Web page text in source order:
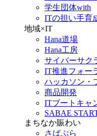
学生団体with
ITの担い手育
地域×IT
Hana道場
Hana工房
サイバーサク
IT推進フォー
ハッカソン・
商品開発
ITブートキャ
SABAE
まちなか賑わい
さばぷら